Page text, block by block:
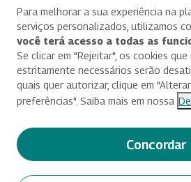
Transparência e Prestação de Contas
Acessibilidade
Termos de uso e aviso de
Alterar preferências de
Para melhorar a sua experiência na
serviços personalizados, utilizamos
você terá acesso a todas as
Se clicar em "Rejeitar", os cookies
estritamente necessários serão
quais quer autorizar, clique em
preferências". Saiba mais em nossa
Concordar